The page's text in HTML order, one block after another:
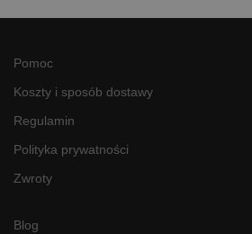
Pomoc
Koszty i sposób dostawy
Regulamin
Polityka prywatności
Zwroty
Blog